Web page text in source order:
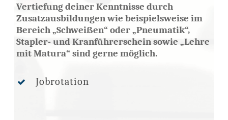
Vertiefung deiner Kenntnisse durch
Zusatzausbildungen wie beispielsweise im
Bereich „Schweißen“ oder „Pneumatik“,
Stapler- und Kranführerschein sowie „Lehre
mit Matura“ sind gerne möglich.
Jobrotation